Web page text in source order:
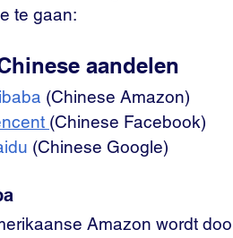
te gaan:
aandelen
(Chinese Amazon)
(Chinese Facebook)
(Chinese Google)
Amazon wordt